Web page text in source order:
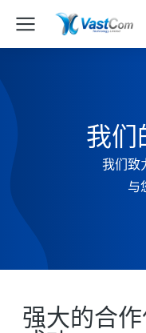
我们
我们致
与
强大的合